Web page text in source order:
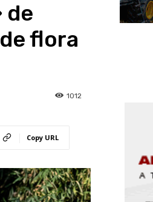
de
flora
1012
Copy URL